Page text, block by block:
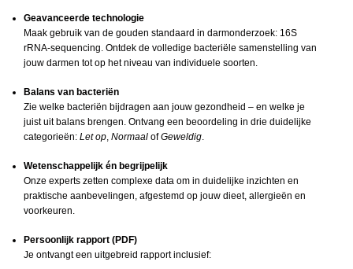
Geavanceerde technologie
Maak gebruik van de gouden standaard in darmonderzoek: 16S
rRNA-sequencing. Ontdek de volledige bacteriële samenstelling van
jouw darmen tot op het niveau van individuele soorten.
Balans van bacteriën
Zie welke bacteriën bijdragen aan jouw gezondheid – en welke je
juist uit balans brengen. Ontvang een beoordeling in drie duidelijke
categorieën: Let op Normaal ofGeweldig
Wetenschappelijk én begrijpelijk
Onze experts zetten complexe data om in duidelijke inzichten en
praktische aanbevelingen, afgestemd op jouw dieet, allergieën en
voorkeuren.
Persoonlijk rapport (PDF)
Je ontvangt een uitgebreid rapport inclusief: